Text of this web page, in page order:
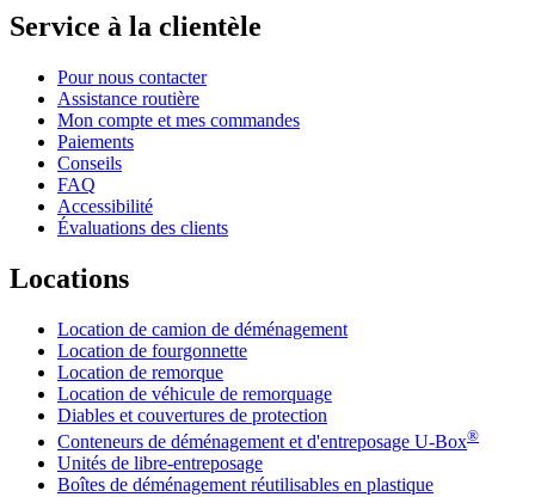
Service à la clientèle
Pour nous contacter
Assistance routière
Mon compte et mes commandes
Paiements
Conseils
FAQ
Accessibilité
Évaluations des clients
Locations
Location de camion de déménagement
Location de fourgonnette
Location de remorque
Location de véhicule de remorquage
Diables et couvertures de protection
Conteneurs de déménagement et d'entreposage U-Box®
Unités de libre-entreposage
Boîtes de déménagement réutilisables en plastique